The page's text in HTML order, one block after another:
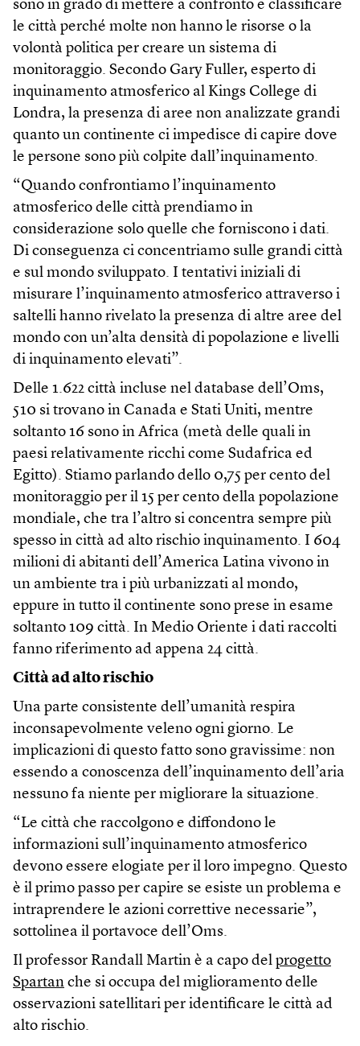
sono in grado di mettere a confronto e classificare
le città perché molte non hanno le risorse o la
volontà politica per creare un sistema di
monitoraggio. Secondo Gary Fuller, esperto di
inquinamento atmosferico al Kings College di
Londra, la presenza di aree non analizzate grandi
quanto un continente ci impedisce di capire dove
le persone sono più colpite dall’inquinamento.
“Quando confrontiamo l’inquinamento
atmosferico delle città prendiamo in
considerazione solo quelle che forniscono i dati.
Di conseguenza ci concentriamo sulle grandi città
e sul mondo sviluppato. I tentativi iniziali di
misurare l’inquinamento atmosferico attraverso i
saltelli hanno rivelato la presenza di altre aree del
mondo con un’alta densità di popolazione e livelli
di inquinamento elevati”.
Delle 1.622 città incluse nel database dell’Oms,
510 si trovano in Canada e Stati Uniti, mentre
soltanto 16 sono in Africa (metà delle quali in
paesi relativamente ricchi come Sudafrica ed
Egitto). Stiamo parlando dello 0,75 per cento del
monitoraggio per il 15 per cento della popolazione
mondiale, che tra l’altro si concentra sempre più
spesso in città ad alto rischio inquinamento. I 604
milioni di abitanti dell’America Latina vivono in
un ambiente tra i più urbanizzati al mondo,
eppure in tutto il continente sono prese in esame
soltanto 109 città. In Medio Oriente i dati raccolti
fanno riferimento ad appena 24 città.
Città ad alto rischio
Una parte consistente dell’umanità respira
inconsapevolmente veleno ogni giorno. Le
implicazioni di questo fatto sono gravissime: non
essendo a conoscenza dell’inquinamento dell’aria
nessuno fa niente per migliorare la situazione.
“Le città che raccolgono e diffondono le
informazioni sull’inquinamento atmosferico
devono essere elogiate per il loro impegno. Questo
è il primo passo per capire se esiste un problema e
intraprendere le azioni correttive necessarie”,
sottolinea il portavoce dell’Oms.
Il professor Randall Martin è a capo del progetto
Spartan che si occupa del miglioramento delle
osservazioni satellitari per identificare le città ad
alto rischio.